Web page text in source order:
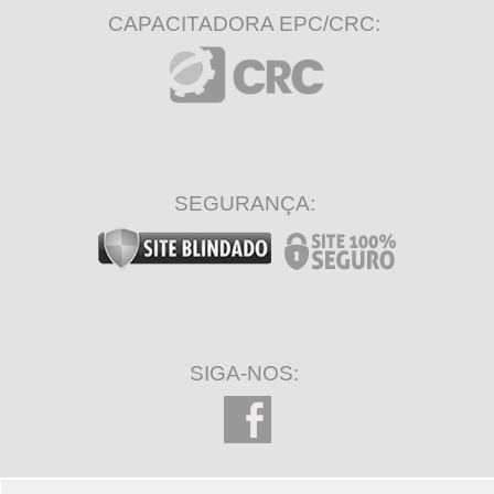
CAPACITADORA EPC/CRC:
SEGURANÇA:
SIGA-NOS: